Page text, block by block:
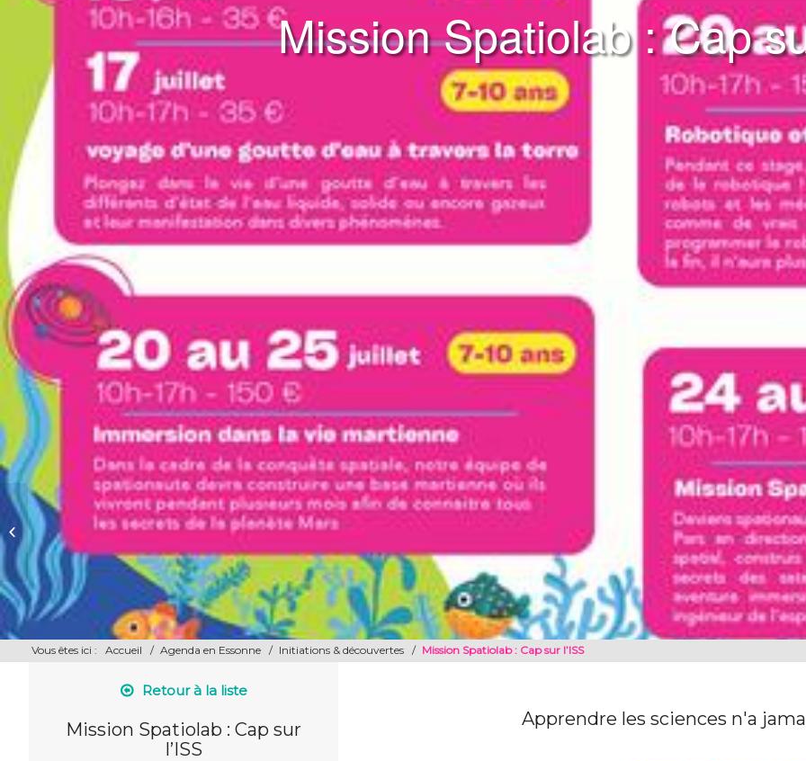
Mission Spatiolab : Cap
Vous êtes ici : Accueil / Agenda en Essonne / Initiations & découvertes / Mission Spatiolab : Cap sur l’ISS
Retour à la liste
Mission Spatiolab : Cap sur
l’ISS
Apprendre les sciences n'a
Mahaut – Drama Queen